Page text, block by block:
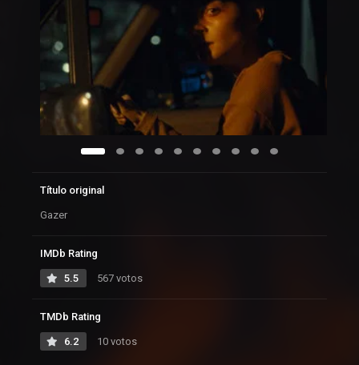
Título original
Gazer
IMDb Rating
5.5 567 votos
TMDb Rating
6.2 10 votos